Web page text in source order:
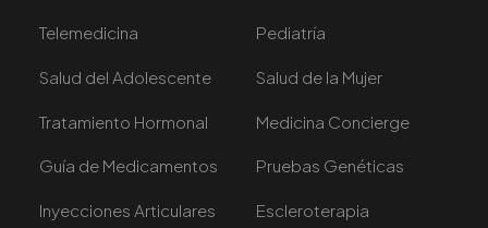
Telemedicina Pediatría
Salud del Adolescente Salud de la Mujer
Tratamiento Hormonal Medicina Concierge
Guía de Medicamentos Pruebas Genéticas
Inyecciones Articulares Escleroterapia